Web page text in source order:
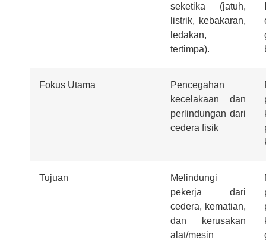
seketika (jatuh,
listrik, kebakaran,
ledakan,
tertimpa).
Fokus Utama
Pencegahan
kecelakaan dan
perlindungan dari
cedera fisik
Tujuan
Melindungi
pekerja dari
cedera, kematian,
dan kerusakan
alat/mesin